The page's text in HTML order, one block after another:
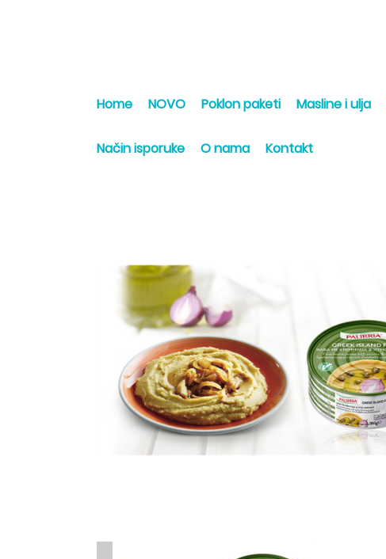
Home NOVO Poklon paketi Masline i ulja
Način isporuke O nama Kontakt